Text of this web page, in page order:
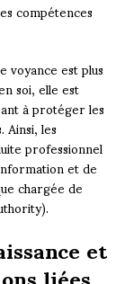
compétences
est plus
soi, elle est
à protéger les
les
professionnel
et de
chargée de
et